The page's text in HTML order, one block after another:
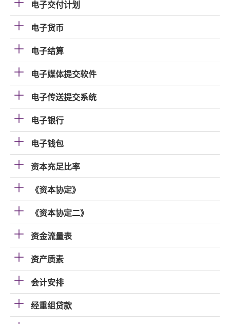
电子交付计划
电子货币
电子结算
电子媒体提交软件
电子传送提交系统
电子银行
电子钱包
资本充足比率
《资本协定》
《资本协定二》
资金流量表
资产质素
会计安排
经重组贷款